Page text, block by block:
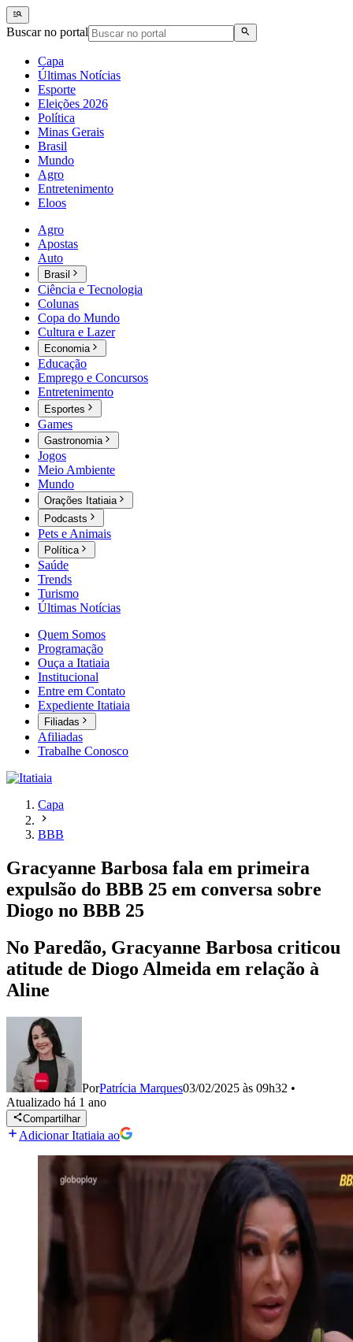
Buscar no portal
Capa
Últimas Notícias
Esporte
Eleições 2026
Política
Minas Gerais
Brasil
Mundo
Agro
Entretenimento
Eloos
Agro
Apostas
Auto
Brasil
Ciência e Tecnologia
Colunas
Copa do Mundo
Cultura e Lazer
Economia
Educação
Emprego e Concursos
Entretenimento
Esportes
Games
Gastronomia
Jogos
Meio Ambiente
Mundo
Orações Itatiaia
Podcasts
Pets e Animais
Política
Saúde
Trends
Turismo
Últimas Notícias
Quem Somos
Programação
Ouça a Itatiaia
Institucional
Entre em Contato
Expediente Itatiaia
Filiadas
Afiliadas
Trabalhe Conosco
Capa
BBB
Gracyanne Barbosa fala em primeira
expulsão do BBB 25 em conversa sobre
Diogo no BBB 25
No Paredão, Gracyanne Barbosa criticou
atitude de Diogo Almeida em relação à
Aline
PorPatrícia Marques03/02/2025 às 09h32 •
Atualizado há 1 ano
Compartilhar
Adicionar Itatiaia ao